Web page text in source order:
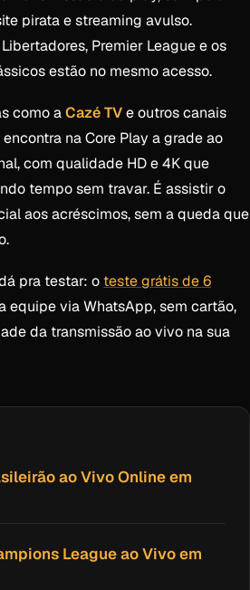
pirata e streaming avulso.
Premier League e os
estão no mesmo acesso.
como aCazé TVe outros canais
na Core Play a grade ao
com qualidade HD e 4K que
tempo sem travar. É assistir o
aos acréscimos, sem a queda que
pra testar: o teste grátis de 6
equipe via WhatsApp, sem cartão,
da transmissão ao vivo na sua
ao Vivo Online em
League ao Vivo em